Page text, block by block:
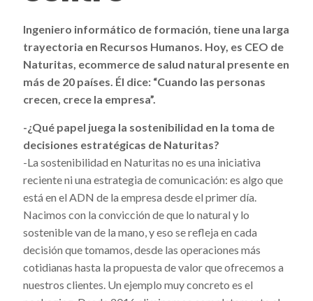
Ingeniero informático de formación, tiene una larga
trayectoria en Recursos Humanos. Hoy, es CEO de
Naturitas, ecommerce de salud natural presente en
más de 20 países. Él dice: “Cuando las personas
crecen, crece la empresa”.
-¿Qué papel juega la sostenibilidad en la toma de
decisiones estratégicas de Naturitas?
-La sostenibilidad en Naturitas no es una iniciativa
reciente ni una estrategia de comunicación: es algo que
está en el ADN de la empresa desde el primer día.
Nacimos con la convicción de que lo natural y lo
sostenible van de la mano, y eso se refleja en cada
decisión que tomamos, desde las operaciones más
cotidianas hasta la propuesta de valor que ofrecemos a
nuestros clientes. Un ejemplo muy concreto es el